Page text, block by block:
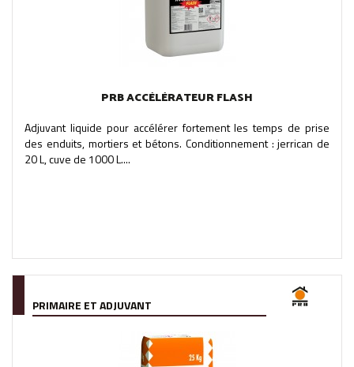
PRB ACCÉLÉRATEUR FLASH
Adjuvant liquide pour accélérer fortement les temps de prise
des enduits, mortiers et bétons. Conditionnement : jerrican de
20 L, cuve de 1000 L....
PRIMAIRE ET ADJUVANT